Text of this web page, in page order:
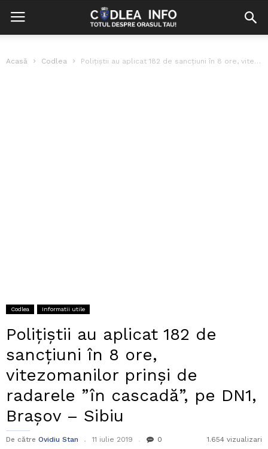
Acasă Codlea Polițiștii au aplicat 182 de sancțiuni în 8 ore, vitezomanilor prinși de...
Codlea Informatii utile
Polițiștii au aplicat 182 de
sancțiuni în 8 ore,
vitezomanilor prinși de
radarele ”în cascadă”, pe DN1,
Brașov – Sibiu
De către Ovidiu Stan 11 iulie 2019 0 1.654 vizualizari